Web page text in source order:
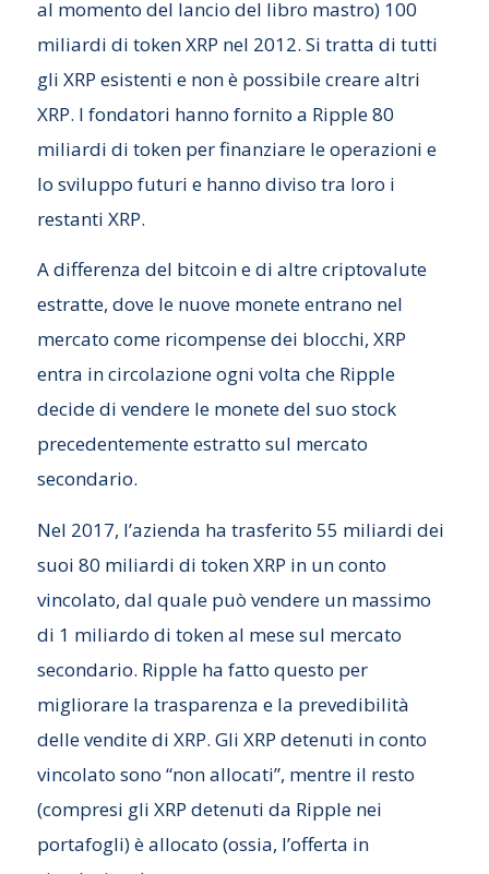
al momento del lancio del libro mastro) 100
miliardi di token XRP nel 2012. Si tratta di tutti
gli XRP esistenti e non è possibile creare altri
XRP. I fondatori hanno fornito a Ripple 80
miliardi di token per finanziare le operazioni e
lo sviluppo futuri e hanno diviso tra loro i
restanti XRP.
A differenza del bitcoin e di altre criptovalute
estratte, dove le nuove monete entrano nel
mercato come ricompense dei blocchi, XRP
entra in circolazione ogni volta che Ripple
decide di vendere le monete del suo stock
precedentemente estratto sul mercato
secondario.
Nel 2017, l’azienda ha trasferito 55 miliardi dei
suoi 80 miliardi di token XRP in un conto
vincolato, dal quale può vendere un massimo
di 1 miliardo di token al mese sul mercato
secondario. Ripple ha fatto questo per
migliorare la trasparenza e la prevedibilità
delle vendite di XRP. Gli XRP detenuti in conto
vincolato sono “non allocati”, mentre il resto
(compresi gli XRP detenuti da Ripple nei
portafogli) è allocato (ossia, l’offerta in